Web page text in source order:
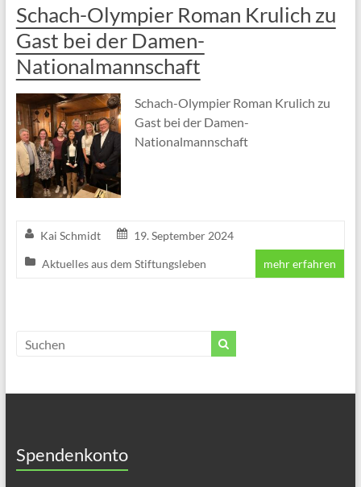
Schach-Olympier Roman Krulich zu
Gast bei der Damen-
Nationalmannschaft
Schach-Olympier Roman Krulich zu
Gast bei der Damen-
Nationalmannschaft
Kai Schmidt 19. September 2024
Aktuelles aus dem Stiftungsleben mehr erfahren
Spendenkonto